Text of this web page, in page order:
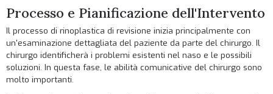
Processo e Pianificazione dell'Intervento
Il processo di rinoplastica di revisione inizia principalmente con
un'esaminazione dettagliata del paziente da parte del chirurgo. Il
chirurgo identificherà i problemi esistenti nel naso e le possibili
soluzioni. In questa fase, le abilità comunicative del chirurgo sono
molto importanti.